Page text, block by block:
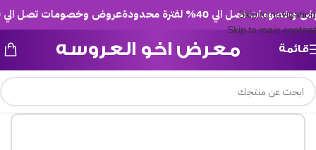
Skip to navigation
Skip to main content
عروض وخصومات تصل الي 40% لفترة محدودة تصل الي 40% لفترة محدودة
قائمة معرض اخو العروسه